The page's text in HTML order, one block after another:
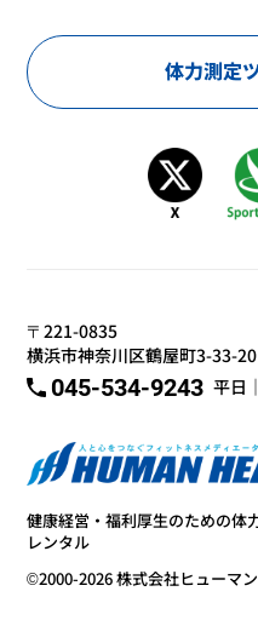
体力測定
〒221-0835
横浜市神奈川区鶴屋町3-33-
045-534-9243 平日
健康経営・福利厚生のための体
レンタル
©2000-2026 株式会社ヒューマ